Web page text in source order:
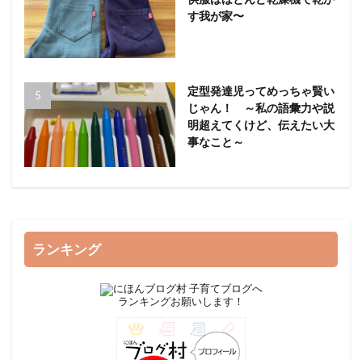
す我が家〜
定型発達児ってめっちゃ賢い
じゃん！ ～私の語彙力や説
明超えてくけど、伝えたい大
事なこと～
ランキング
ランキングお願いします！